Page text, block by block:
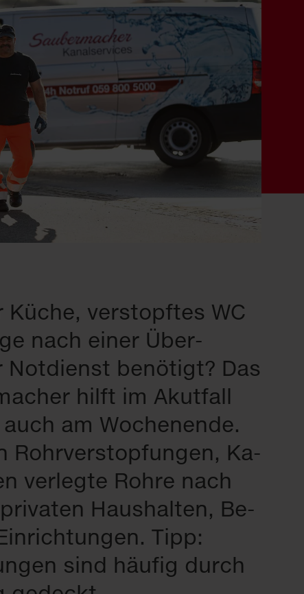
ver­stopf­tes WC
nach ei­ner Über­
Not­dienst be­nö­tigt? Das
hilft im Akut­fall
am Wo­chen­en­de.
Rohr­ver­stop­fun­gen, Ka­
ver­leg­te Roh­re nach
Haus­hal­ten, Be­
Tipp:
sind häu­fig durch